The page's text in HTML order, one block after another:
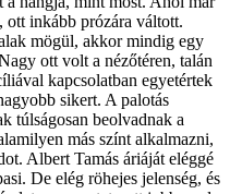
ott inkább prózára váltott.
mögül, akkor mindig egy
ott volt a nézőtéren, talán
kapcsolatban egyetértek
sikert. A palotás
túlságosan beolvadnak a
más színt alkalmazni,
Albert Tamás áriáját eléggé
De elég röhejes jelenség, és